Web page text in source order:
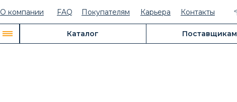
О компании Покупателям
FAQ Контакты
Каталог Поставщикам
Карьера